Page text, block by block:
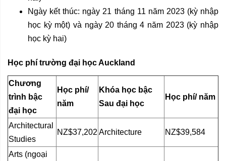
Ngày kết thúc: ngày 21 tháng 11 năm 2023 (kỳ nhập
học kỳ một) và ngày 20 tháng 4 năm 2023 (kỳ nhập
học kỳ hai)
Học phí trường đại học Auckland
Chương
trình bậc
đại học
Học phí/
năm
Khóa học bậc
Sau đại học
Học phí/ năm
Architectural
Studies
NZ$37,202 Architecture NZ$39,584
Arts (ngoại